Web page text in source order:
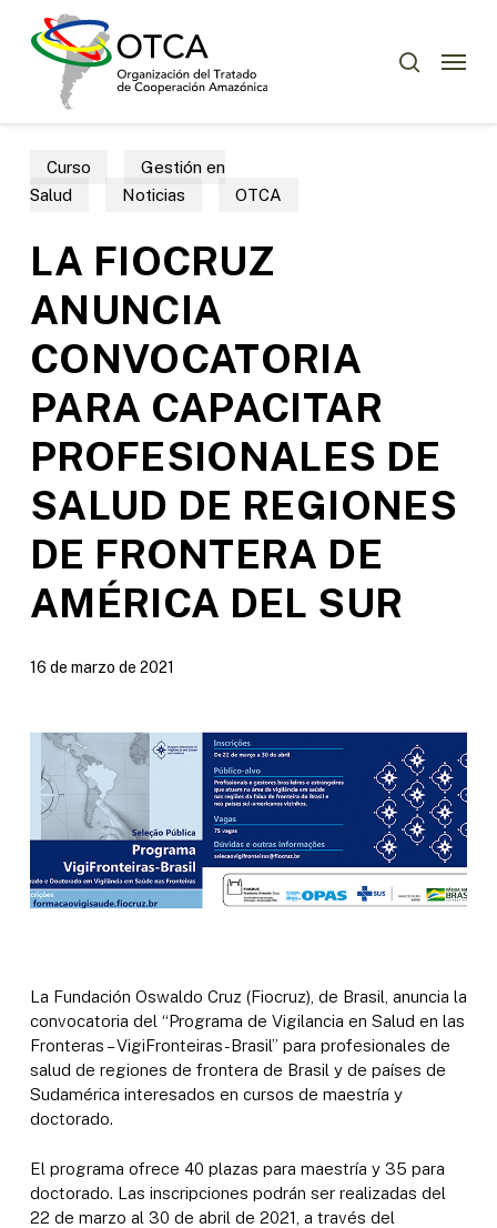
Menu
Curso
Gestión en
Salud
Noticias OTCA
LA FIOCRUZ
ANUNCIA
CONVOCATORIA
PARA CAPACITAR
PROFESIONALES DE
SALUD DE REGIONES
DE FRONTERA DE
AMÉRICA DEL SUR
16 de marzo de 2021
La Fundación Oswaldo Cruz (Fiocruz), de Brasil, anuncia la
convocatoria del “Programa de Vigilancia en Salud en las
Fronteras – VigiFronteiras-Brasil” para profesionales de
salud de regiones de frontera de Brasil y de países de
Sudamérica interesados en cursos de maestría y
doctorado.
El programa ofrece 40 plazas para maestría y 35 para
doctorado. Las inscripciones podrán ser realizadas del
22 de marzo al 30 de abril de 2021, a través del